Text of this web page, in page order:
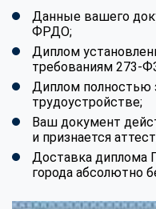
Данные вашего
ФРДО;
Диплом
требованиям 273-
Диплом полностью
трудоустройстве;
Ваш документ
и признается
Доставка диплома
города абсолютно